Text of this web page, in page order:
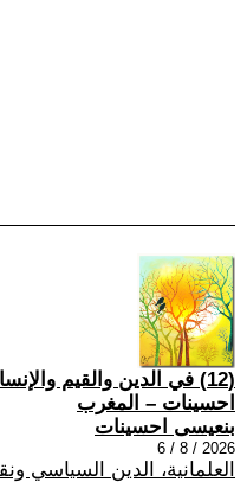
احسينات – المغرب
بنعيسى احسينات
2026 / 8 / 6
العلمانية، الدين السياسي